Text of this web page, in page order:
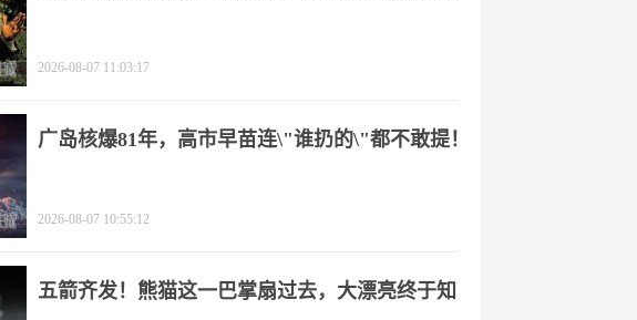
2026-08-07 11:03:17
广岛核爆81年，高市早苗连\"谁扔的\"都不敢提！
2026-08-07 10:55:12
五箭齐发！熊猫这一巴掌扇过去，大漂亮终于知